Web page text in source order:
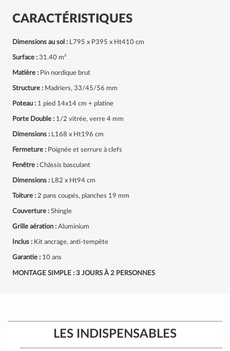
CARACTÉRISTIQUES
Dimensions au sol : L795 x P395 x Ht410 cm
Surface : 31.40 m²
Matière : Pin nordique brut
Structure : Madriers, 33/45/56 mm
Poteau : 1 pied 14x14 cm + platine
Porte Double : 1/2 vitrée, verre 4 mm
Dimensions : L168 x Ht196 cm
Fermeture : Poignée et serrure à clefs
Fenêtre : Châssis basculant
Dimensions : L82 x Ht94 cm
Toiture : 2 pans coupés, planches 19 mm
Couverture : Shingle
Grille aération : Aluminium
Inclus : Kit ancrage, anti-tempête
Garantie : 10 ans
MONTAGE SIMPLE : 3 JOURS À 2 PERSONNES
LES INDISPENSABLES